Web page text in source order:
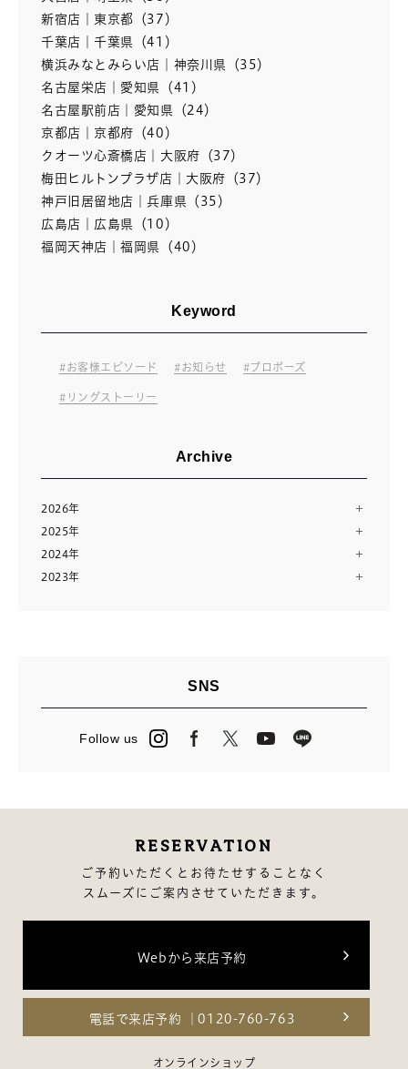
新宿店｜東京都（37）
千葉店｜千葉県（41）
横浜みなとみらい店｜神奈川県（35）
名古屋栄店｜愛知県（41）
名古屋駅前店｜愛知県（24）
京都店｜京都府（40）
クオーツ心斎橋店｜大阪府（37）
梅田ヒルトンプラザ店｜大阪府（37）
神戸旧居留地店｜兵庫県（35）
広島店｜広島県（10）
福岡天神店｜福岡県（40）
Keyword
お客様エピソード お知らせ プロポーズ
リングストーリー
Archive
2026年
8月（2）
7月（10）
6月（11）
2025年
12月（13）
11月（12）
2024年
12月（13）
2023年
SNS
Follow us
RESERVATION
ご予約いただくとお待たせすることなく
スムーズにご案内させていただきます。
Webから来店予約
電話で来店予約 0120-760-763
オンラインショップ